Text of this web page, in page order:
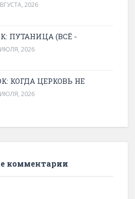
2026
ПУТАНИЦА (ВСЁ -
2026
КОГДА ЦЕРКОВЬ НЕ
2026
комментарии